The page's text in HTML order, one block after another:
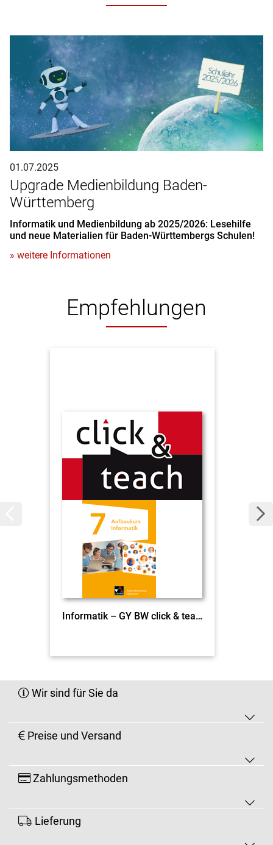
01.07.2025
Upgrade Medienbildung Baden-
Württemberg
Informatik und Medienbildung ab 2025/2026: Lesehilfe
und neue Materialien für Baden-Württembergs Schulen!
» weitere Informationen
Empfehlungen
Informatik – GY BW click & teach Aufbaukurs EL
Wir sind für Sie da
Preise und Versand
Zahlungsmethoden
Lieferung